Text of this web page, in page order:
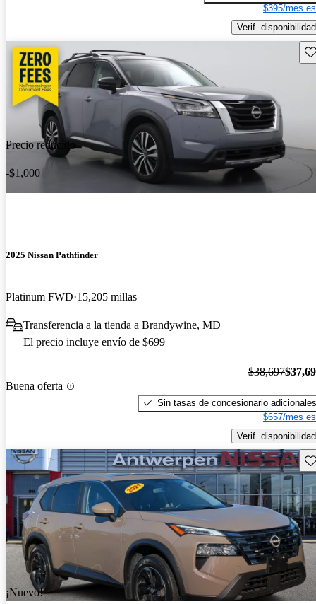
$395/mes
Verif. disponibilidad
Precio reducido
-$1,000
2025 Nissan Pathfinder
Platinum FWD 15,205 millas
Transferencia a la tienda a Brandywine, MD
El precio incluye envío de $699
Buena oferta
$38,697
Sin tasas de concesionario adicionales
$657/mes
Verif. disponibilidad
¡Nuevo!